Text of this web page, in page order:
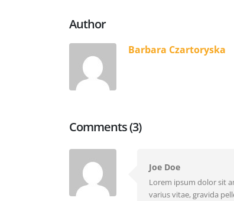
Author
Barbara Czartoryska
Comments (3)
Joe Doe
Lorem ipsum dolor sit
varius vitae, gravida